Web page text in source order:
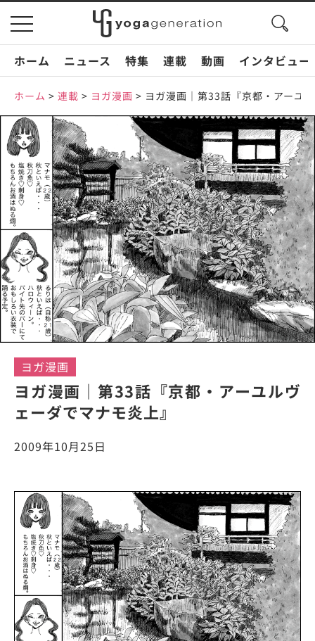
toggle
navigation
search
ホーム
ニュース 特集 連載 動画 インタビュー
ホーム > 連載 > ヨガ漫画 > ヨガ漫画｜第33話『京都・アーユ
ヨガ漫画
ヨガ漫画｜第33話『京都・アーユルヴ
ェーダでマナモ炎上』
2009年10月25日